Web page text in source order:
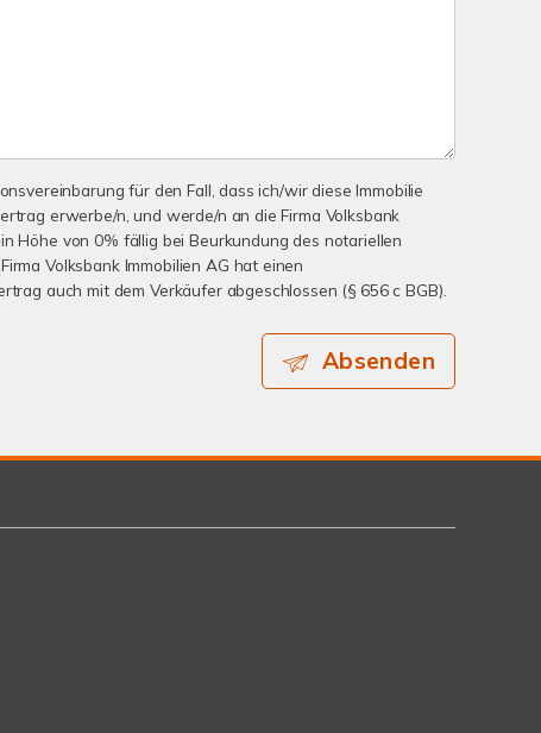
für den Fall, dass ich/wir diese Immobilie
erwerbe/n, und werde/n an die Firma Volksbank
Höhe von 0% fällig bei Beurkundung des notariellen
Volksbank Immobilien AG hat einen
auch mit dem Verkäufer abgeschlossen (§ 656 c BGB).
Absenden